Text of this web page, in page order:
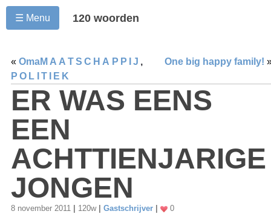
☰ Menu 120 woorden
« Oma One big happy family!
MAATSCHAPPIJ ,
POLITIEK
ER WAS EENS
EEN
ACHTTIENJARIGE
JONGEN
8 november 2011 120w Gastschrijver 0